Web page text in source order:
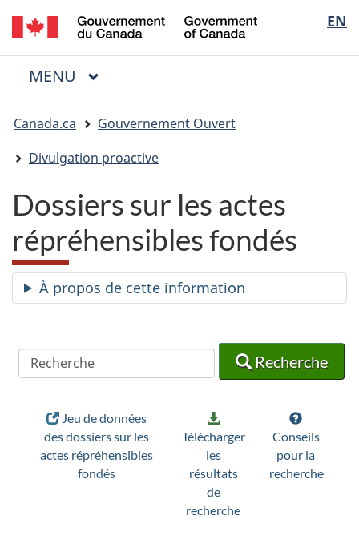
Passer
au
contenu
Passer
à
« Au
Passer
à
la
EN
of
Menu
MENU PRINCIPAL
êtes
ici
Canada.ca
Gouvernement Ouvert
Divulgation proactive
Dossiers sur les actes
répréhensibles fondés
À propos de cette information
Recherche
Recherche
Recherche
Jeu de données
des dossiers sur les
actes répréhensibles
fondés
Télécharger
les
résultats
de
recherche
Conseils
pour la
recherche